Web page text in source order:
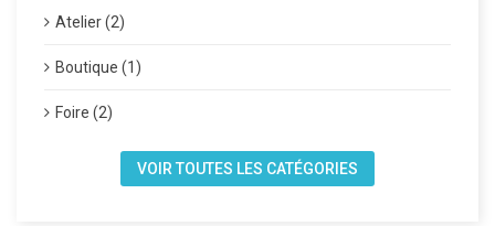
Atelier (2)
Boutique (1)
Foire (2)
VOIR TOUTES LES CATÉGORIES